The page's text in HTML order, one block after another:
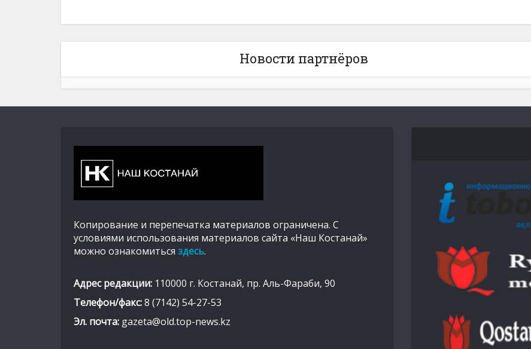
Новости партнёров
Копирование и перепечатка материалов ограничена. С
условиями использования материалов сайта «Наш Костанай»
можно ознакомиться здесь.
Адрес редакции: 110000 г. Костанай, пр. Аль-Фараби, 90
Телефон/факс:8 (7142) 54-27-53
Эл. почта: gazeta@old.top-news.kz